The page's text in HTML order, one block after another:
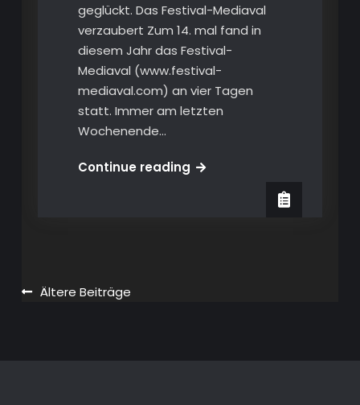
geglückt. Das Festival-Mediaval
verzaubert Zum 14. mal fand in
diesem Jahr das Festival-
Mediaval (www.festival-
mediaval.com) an vier Tagen
statt. Immer am letzten
Wochenende…
Continue readingZauber-
Beitragsnavigation
Ältere Beiträge